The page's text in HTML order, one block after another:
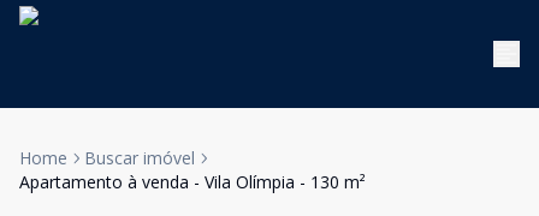
Home
Buscar imóvel
Apartamento à venda - Vila Olímpia - 130 m²